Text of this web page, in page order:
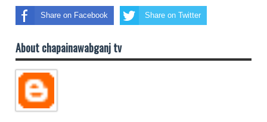
Share on Facebook Share on Twitter
About chapainawabganj tv